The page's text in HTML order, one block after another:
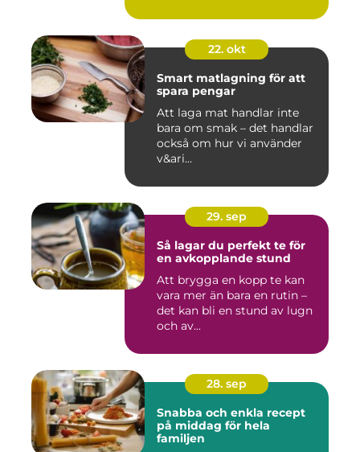
22. okt
Smart matlagning för att
spara pengar
Att laga mat handlar inte
bara om smak – det handlar
också om hur vi använder
v&ari...
29. sep
Så lagar du perfekt te för
en avkopplande stund
Att brygga en kopp te kan
vara mer än bara en rutin –
det kan bli en stund av lugn
och av...
28. sep
Snabba och enkla recept
på middag för hela
familjen